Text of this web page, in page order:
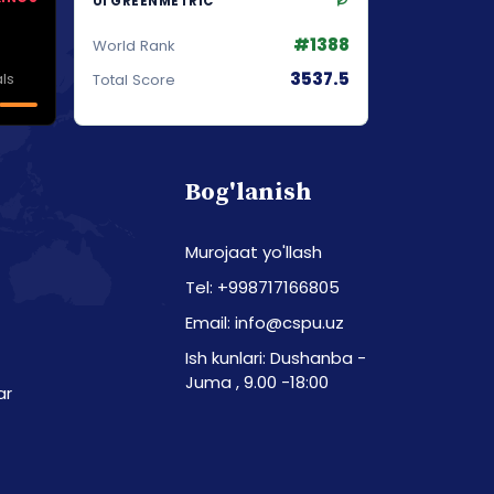
World Rank #1388
Total Score 3537.5
Bog'lanish
Murojaat yo'llash
Tel: +998717166805
Email: info@cspu.uz
Ish kunlari: Dushanba -
Juma , 9.00 -18:00